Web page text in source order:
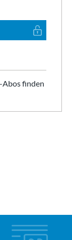
finden